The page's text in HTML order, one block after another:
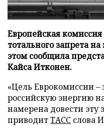
Европейская
тотального запрета
этом сообщила
Кайса Итконен.
«Цель Еврокомиссии
российскую энергию
намерена довести эту
приводитТАСС слова